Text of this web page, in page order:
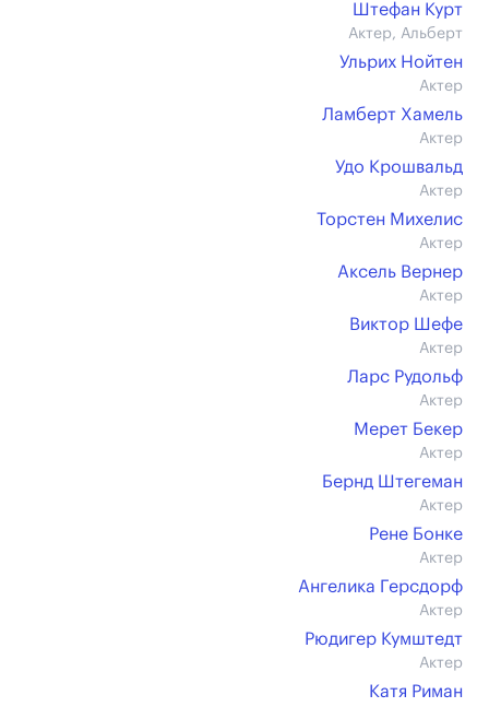
Штефан Курт
Актер, Альберт
Ульрих Нойтен
Актер
Ламберт Хамель
Актер
Удо Крошвальд
Актер
Торстен Михелис
Актер
Аксель Вернер
Актер
Виктор Шефе
Актер
Ларс Рудольф
Актер
Мерет Бекер
Актер
Бернд Штегеман
Актер
Рене Бонке
Актер
Ангелика Герсдорф
Актер
Рюдигер Кумштедт
Актер
Катя Риман